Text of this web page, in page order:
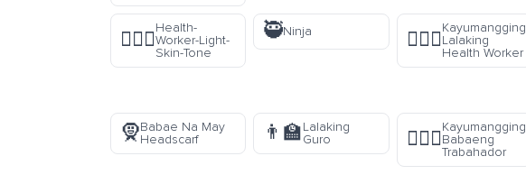
🧑🏻‍⚕️
Health-
Worker-Light-
Skin-Tone
🥷Ninja 👨🏽‍⚕️
Kayumangging
Lalaking
Health Worker
🧕Babae Na May
Headscarf
👨‍🏫Lalaking
Guro
👷🏽‍♀️
Kayumangging
Babaeng
Trabahador